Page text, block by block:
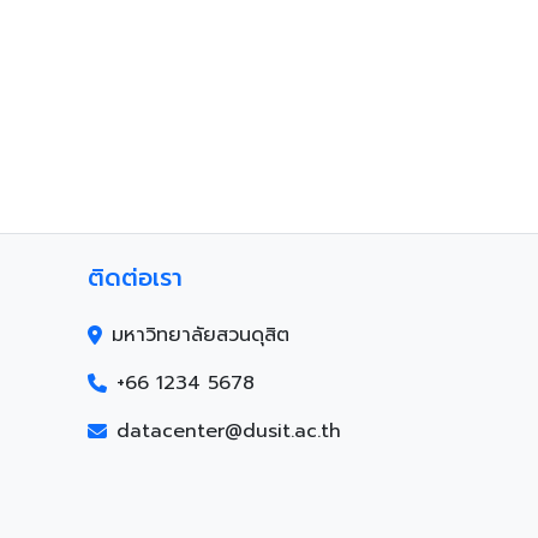
ติดต่อเรา
มหาวิทยาลัยสวนดุสิต
+66 1234 5678
datacenter@dusit.ac.th